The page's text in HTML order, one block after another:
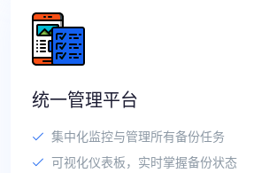
统一管理平台
集中化监控与管理所有备份任务
可视化仪表板，实时掌握备份状态